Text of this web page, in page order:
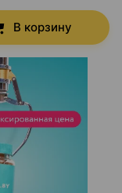
В корзину